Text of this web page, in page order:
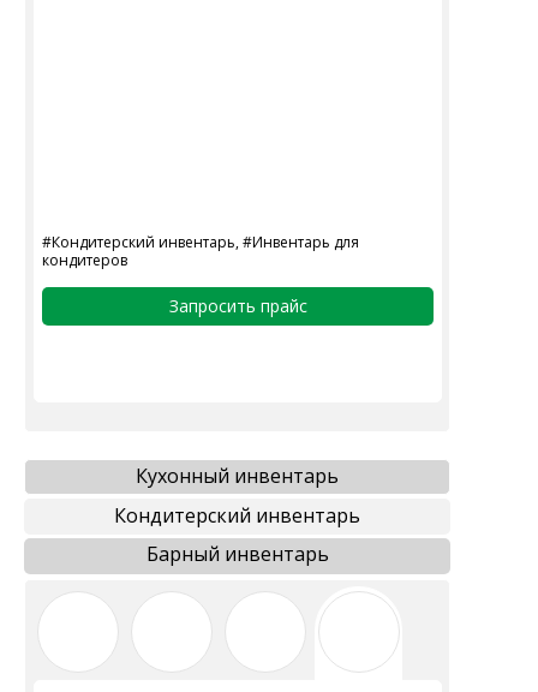
#Кондитерский инвентарь, #Инвентарь для
кондитеров
Запросить прайс
Кухонный инвентарь
Кондитерский инвентарь
Барный инвентарь